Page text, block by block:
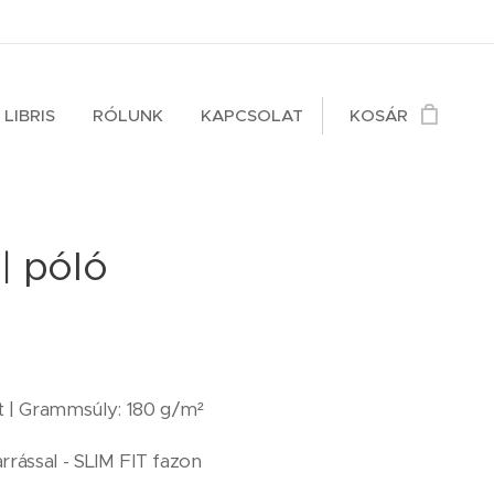
LIBRIS RÓLUNK KAPCSOLAT KOSÁR
póló
Grammsúly: 180 g/m²
- SLIM FIT fazon